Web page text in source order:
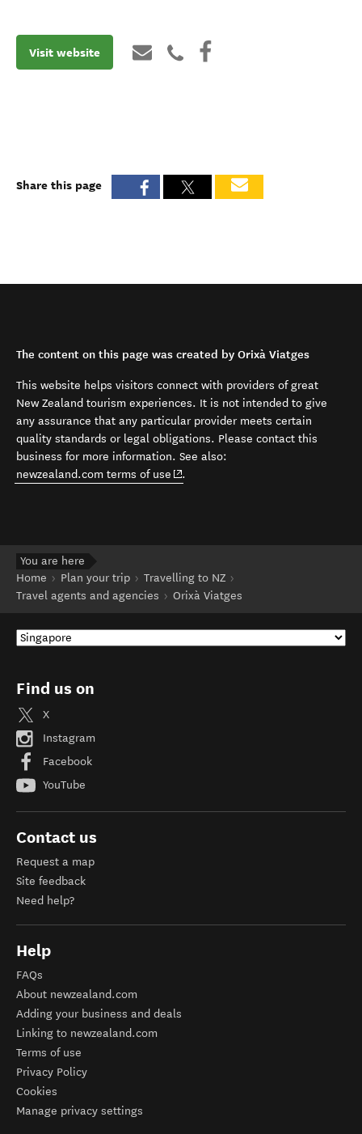
Visit website
Share this page
The content on this page was created by Orixà Viatges
This website helps visitors connect with providers of great
New Zealand tourism experiences. It is not intended to give
any assurance that any particular provider meets certain
quality standards or legal obligations. Please contact this
business for more information. See also:
newzealand.com terms of use (opens in new window)
.
You are here
Home
Plan your trip
Travelling to NZ
Travel agents and agencies
Orixà Viatges
Find us on
X
Instagram
Facebook
YouTube
Contact us
Request a map
Site feedback
Need help?
Help
FAQs
About newzealand.com
Adding your business and deals
Linking to newzealand.com
Terms of use
Privacy Policy
Cookies
Manage privacy settings